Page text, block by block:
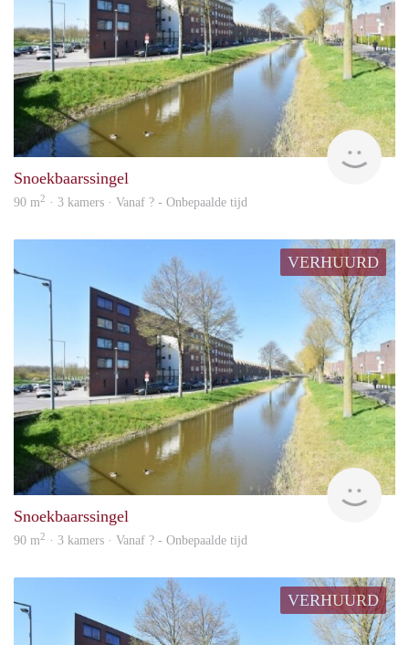
rent
Snoekbaarssingel
90 m2 · 3 kamers · Vanaf ? - Onbepaalde tijd
VERHUURD
rent
Snoekbaarssingel
90 m2 · 3 kamers · Vanaf ? - Onbepaalde tijd
VERHUURD